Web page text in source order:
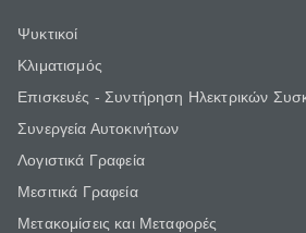
Ψυκτικοί
Κλιματισμός
Επισκευές - Συντήρηση Ηλεκτρικών
Συνεργεία Αυτοκινήτων
Λογιστικά Γραφεία
Μεσιτικά Γραφεία
Μετακομίσεις και Μεταφορές